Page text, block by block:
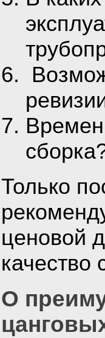
Только
ценовой
качество
О